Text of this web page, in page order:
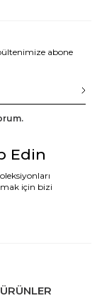
abone
Edin
için bizi